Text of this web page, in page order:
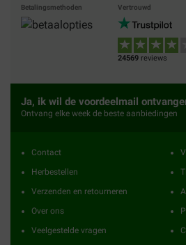
Betalingsmethoden Vertrouwd
24569 reviews
Ja, ik wil de voordeelmail
Ontvang elke week de beste aanbiedingen
Contact
Herbestellen
Verzenden en retourneren
Over ons
Veelgestelde vragen